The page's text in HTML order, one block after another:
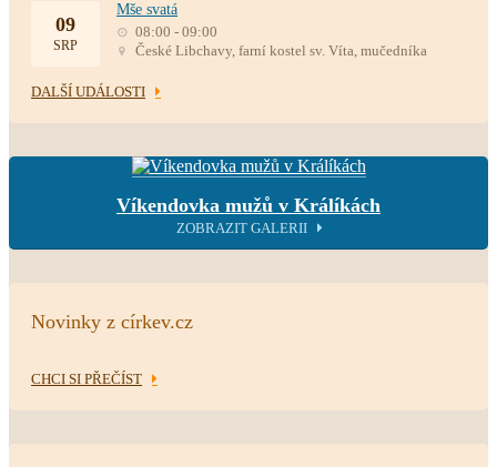
09
SRP
Mše svatá
08:00 - 09:00
České Libchavy, farní kostel sv. Víta, mučedníka
DALŠÍ UDÁLOSTI
Víkendovka mužů v Králíkách
ZOBRAZIT GALERII
Novinky z církev.cz
CHCI SI PŘEČÍST